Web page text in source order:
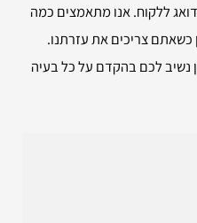
ללקוח. אנו מתאמצים כמה
כשאתם צריכים את עזרתנו.
נשיב לכם בהקדם על כל בעיה